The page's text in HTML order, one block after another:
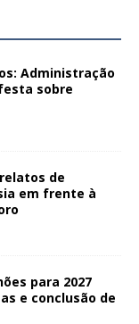
Administração
sobre
de
em frente à
para 2027
e conclusão de